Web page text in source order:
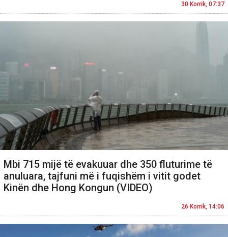
30 Korrik, 07:37
Mbi 715 mijë të evakuuar dhe 350 fluturime të
anuluara, tajfuni më i fuqishëm i vitit godet
Kinën dhe Hong Kongun (VIDEO)
26 Korrik, 14:06